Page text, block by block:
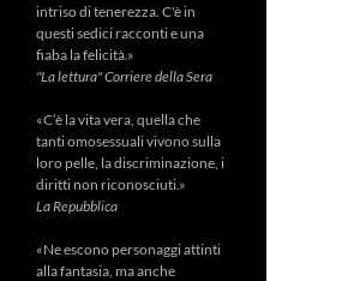
intriso di tenerezza. C'è in
questi sedici racconti e una
fiaba la felicità.»
"La lettura" Corriere della Sera
«C’è la vita vera, quella che
tanti omosessuali vivono sulla
loro pelle, la discriminazione, i
diritti non riconosciuti.»
La Repubblica
«Ne escono personaggi attinti
alla fantasia, ma anche